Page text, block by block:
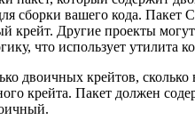
сборки вашего кода. Пакет
крейт. Другие проекты
что использует утилита
двоичных крейтов,
крейта. Пакет должен